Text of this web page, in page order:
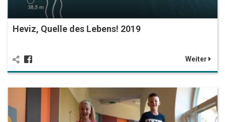
Heviz, Quelle des Lebens! 2019
Weiter